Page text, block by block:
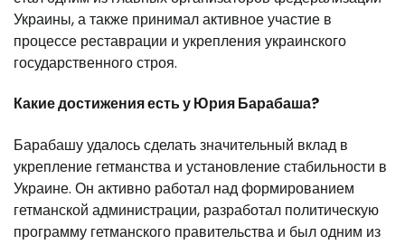
Украины, а также принимал активное участие в
процессе реставрации и укрепления украинского
государственного строя.
Какие достижения есть у Юрия Барабаша?
Барабашу удалось сделать значительный вклад в
укрепление гетманства и установление стабильности в
Украине. Он активно работал над формированием
гетманской администрации, разработал политическую
программу гетманского правительства и был одним из